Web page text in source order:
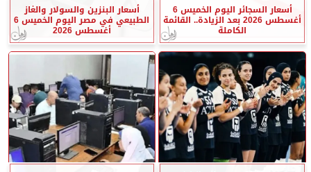
أسعار السجائر اليوم الخميس 6
أغسطس 2026 بعد الزيادة.. القائمة
الكاملة
أسعار البنزين والسولار والغاز
الطبيعي في مصر اليوم الخميس 6
أغسطس 2026